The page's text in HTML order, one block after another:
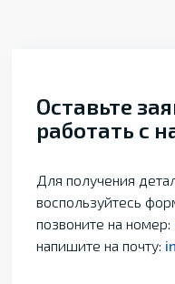
Оставьте
работать с
Для получения
воспользуйтесь
позвоните на номер:
напишите на почту: